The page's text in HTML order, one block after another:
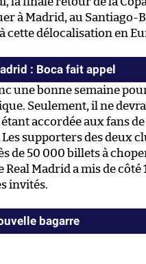
à Madrid, au Santiago-
cette délocalisation en
: Boca fait appel
une bonne semaine
Seulement, il ne
accordée aux fans de
Les supporters des deux
de 50 000 billets à
Madrid a mis de côté
invités.
bagarre